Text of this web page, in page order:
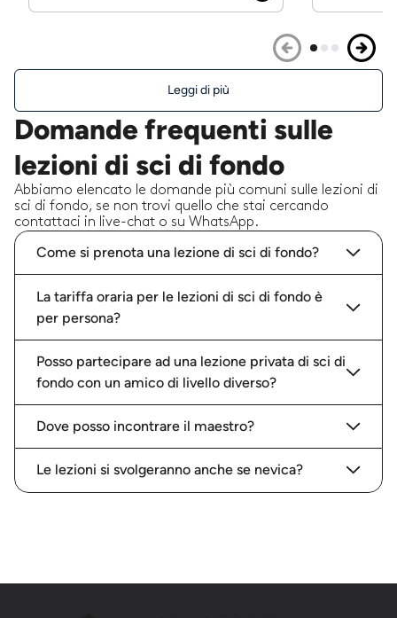
Leggi di più
Domande frequenti sulle
lezioni di sci di fondo
Abbiamo elencato le domande più comuni sulle lezioni di
sci di fondo, se non trovi quello che stai cercando
contattaci in live-chat o su WhatsApp.
Come si prenota una lezione di sci di fondo?
La tariffa oraria per le lezioni di sci di fondo è
per persona?
Posso partecipare ad una lezione privata di sci di
fondo con un amico di livello diverso?
Dove posso incontrare il maestro?
Le lezioni si svolgeranno anche se nevica?